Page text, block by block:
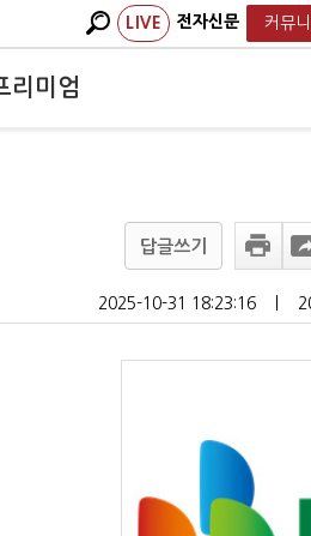
LIVE 전자신문 커뮤니
리미엄
답글쓰기
2025-10-31 18:23:16